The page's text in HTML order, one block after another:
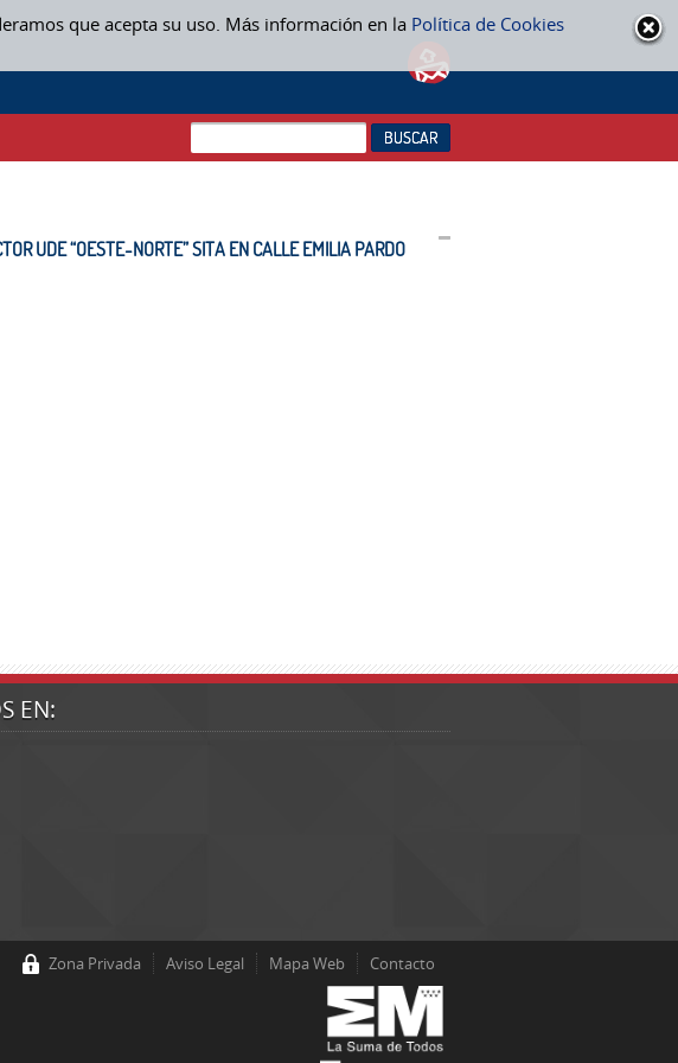
que acepta su uso. Más información en la Política de Cookies
“OESTE-NORTE” SITA EN CALLE EMILIA PARDO BAZÁN - EXPEDIENTES EN CURSO
UDE “OESTE-NORTE” SITA EN CALLE EMILIA PARDO
EN:
Zona Privada Aviso Legal Mapa Web Contacto